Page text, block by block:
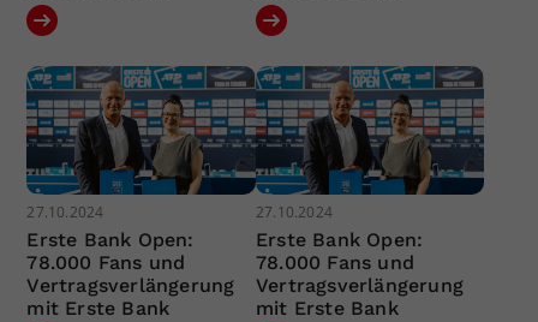
27.10.2024
Erste Bank Open:
78.000 Fans und
Vertragsverlängerung
mit Erste Bank
27.10.2024
Erste Bank Open:
78.000 Fans und
Vertragsverlängerung
mit Erste Bank